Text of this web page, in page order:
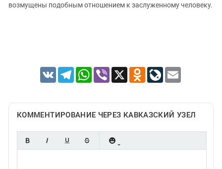
возмущены подобным отношением к заслуженному человеку.
VK TelegramWhatsApp
Viber X Odnoklassniki
LiveJournal
Email
КОММЕНТИРОВАНИЕ ЧЕРЕЗ КАВКАЗСКИЙ УЗЕЛ